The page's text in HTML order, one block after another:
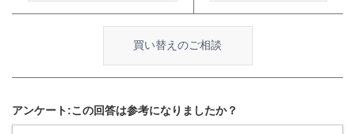
買い替えのご相談
アンケート:この回答は参考になりましたか？